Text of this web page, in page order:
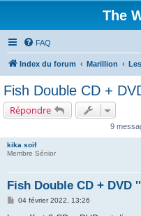
The
FAQ
Index du forum Marillion
Fish Double CD +
Répondre
9
kika soif
Membre Sénior
Fish Double CD + DVD
M04 février 2022, 13:26